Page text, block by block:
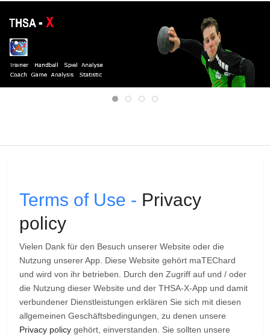
Terms of Use - Privacy
policy
Vielen Dank für den Besuch unserer Website oder die
Nutzung unserer App. Diese Website gehört maTEChard
und wird von ihr betrieben. Durch den Zugriff auf und / oder
die Nutzung dieser Website und der THSA-X-App und damit
verbundener Dienstleistungen erklären Sie sich mit diesen
allgemeinen Geschäftsbedingungen, zu denen unsere
Privacy policy gehört, einverstanden. Sie sollten unsere